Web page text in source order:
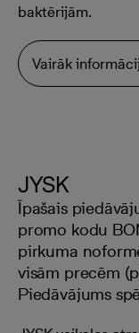
baktērijām.
Vairāk
JYSK
Īpašais
promo kodu
pirkuma
visām precēm
Piedāvājums